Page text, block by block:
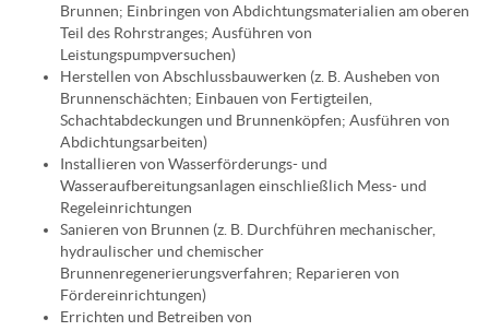
Brunnen; Einbringen von Abdichtungsmaterialien am oberen
Teil des Rohrstranges; Ausführen von
Leistungspumpversuchen)
Herstellen von Abschlussbauwerken (z. B. Ausheben von
Brunnenschächten; Einbauen von Fertigteilen,
Schachtabdeckungen und Brunnenköpfen; Ausführen von
Abdichtungsarbeiten)
Installieren von Wasserförderungs- und
Wasseraufbereitungsanlagen einschließlich Mess- und
Regeleinrichtungen
Sanieren von Brunnen (z. B. Durchführen mechanischer,
hydraulischer und chemischer
Brunnenregenerierungsverfahren; Reparieren von
Fördereinrichtungen)
Errichten und Betreiben von